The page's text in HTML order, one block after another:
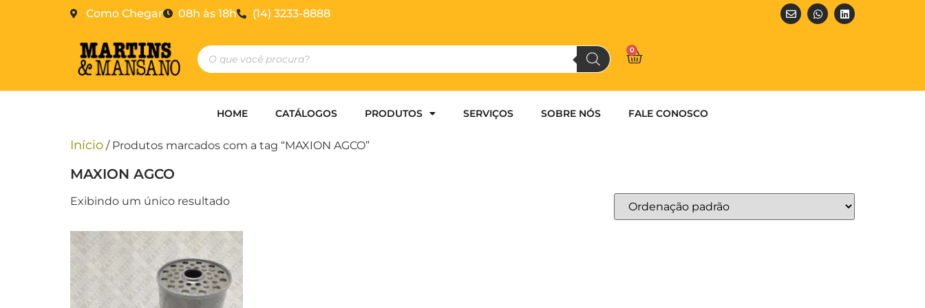
Como Chegar 08h às 18h (14) 3233-8888
0
HOME CATÁLOGOS PRODUTOS SERVIÇOS SOBRE NÓS FALE CONOSCO
Início / Produtos marcados com a tag “MAXION AGCO”
MAXION AGCO
Exibindo um único resultado